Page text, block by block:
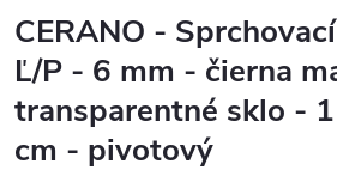
CERANO -
Ľ/P - 6 mm - čierna
transparentné sklo -
cm - pivotový